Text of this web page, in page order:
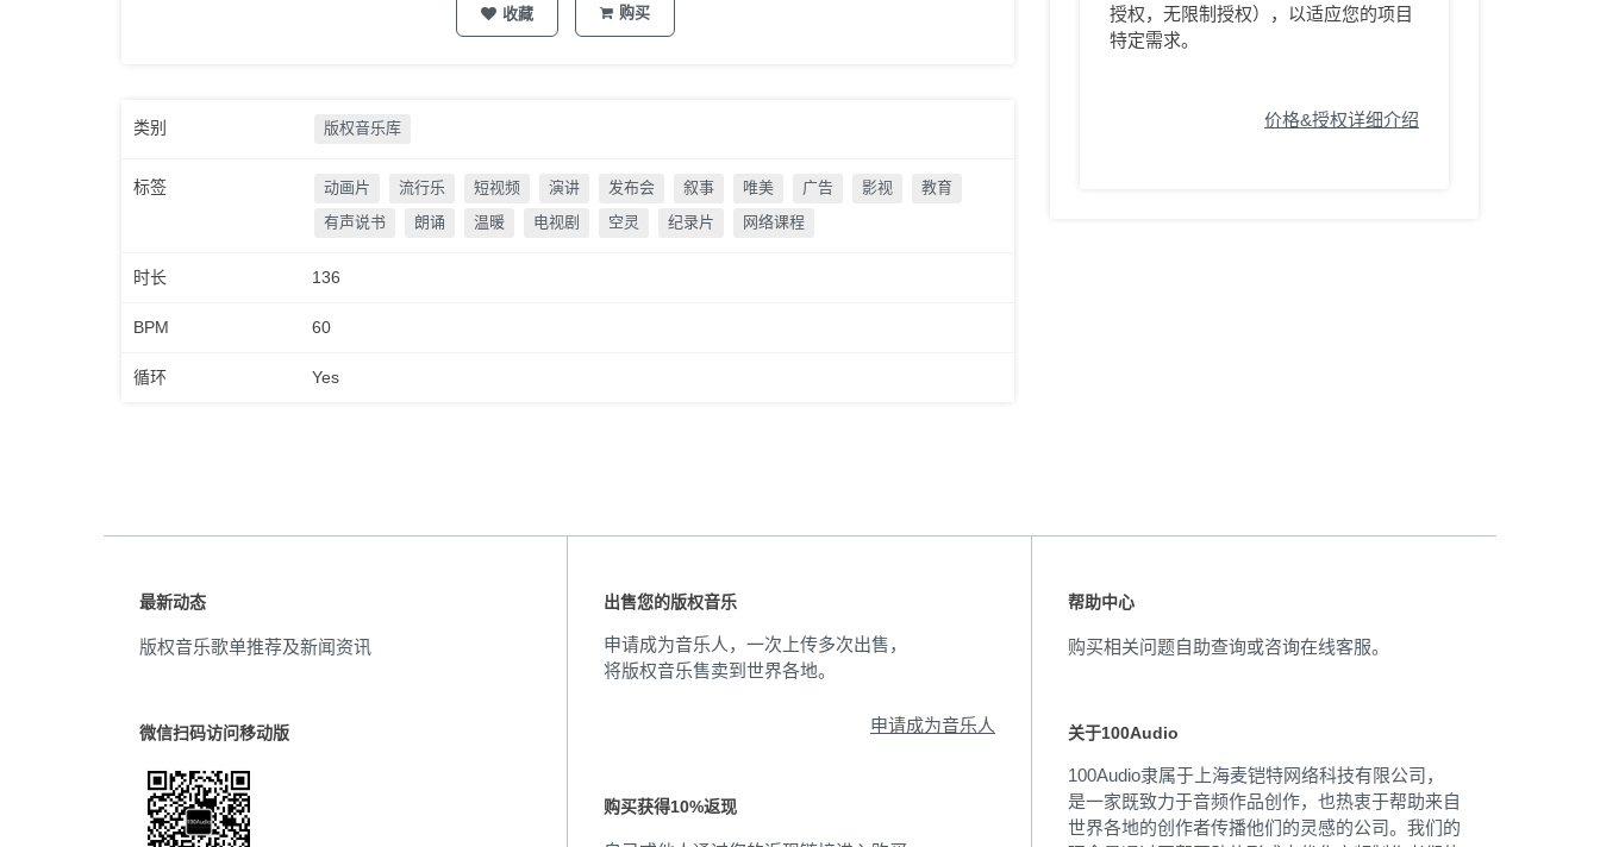
收藏 购买
类别 版权音乐库
标签 动画片 流行乐 短视频 演讲 发布会 叙事 唯美 广告 影视
教育
有声说书
朗诵 温暖 电视剧 空灵 纪录片 网络课程
时长 136
BPM 60
循环 Yes
授权，无限制授权），以适应您的项目
特定需求。
价格&授权详细介绍
最新动态
版权音乐歌单推荐及新闻资讯
微信扫码访问移动版
出售您的版权音乐
申请成为音乐人，一次上传多次出售，
将版权音乐售卖到世界各地。
申请成为音乐人
购买获得10%返现
帮助中心
购买相关问题自助查询或咨询在线客服。
关于100Audio
100Audio隶属于上海麦铠特网络科技有限公司，
是一家既致力于音频作品创作，也热衷于帮助来自
世界各地的创作者传播他们的灵感的公司。我们的